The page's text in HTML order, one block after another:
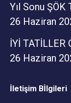
Yıl Sonu
26 Haziran
İYİ TATİLLER
26 Haziran
İletişim Bİlgileri